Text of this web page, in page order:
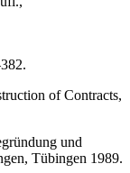
of Contracts,
und
Tübingen 1989.